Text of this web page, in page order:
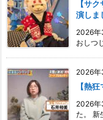
【サ
演しま
2026年
おしつ
2026年
【熱
2026年
た。 新